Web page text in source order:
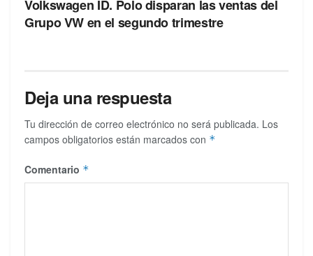
Volkswagen ID. Polo disparan las ventas del
Grupo VW en el segundo trimestre
Deja una respuesta
Tu dirección de correo electrónico no será publicada. Los
campos obligatorios están marcados con *
Comentario *